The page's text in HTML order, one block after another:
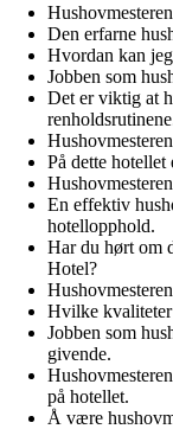
Den erfarne
Hvordan kan
Jobben som
Det er viktig at
På dette hotellet
En effektiv
hotellopphold.
Har du hørt om
Hotel?
Hvilke kvaliteter
Jobben som
givende.
på hotellet.
Å være